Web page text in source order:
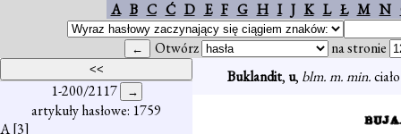
A B C Ć D E F G H I J K L Ł M N
Otwórz na stronie
1-200/2117
artykuły hasłowe: 1759
A[3]
Buklandit, u, blm. m. min.